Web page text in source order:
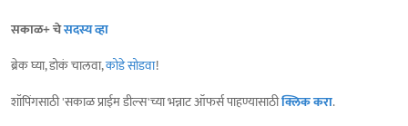
सकाळ+ चेसदस्य व्हा
ब्रेक घ्या, डोकं चालवा,कोडे सोडवा!
शॉपिंगसाठी 'सकाळ प्राईम डील्स'च्या भन्नाट ऑफर्स पाहण्यासाठीक्लिक करा.